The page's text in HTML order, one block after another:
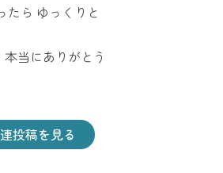
たら ゆっくりと
当にありがとう
投稿を見る